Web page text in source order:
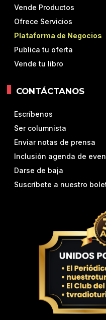
Vende Productos
Ofrece Servicios
Plataforma de Negocios
Publica tu oferta
Vende tu libro
CONTÁCTANOS
Escríbenos
Ser columnista
Enviar notas de prensa
Inclusión agenda de
Darse de baja
Suscríbete a nuestro